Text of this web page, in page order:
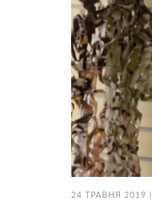
24 ТРАВНЯ 2019 |